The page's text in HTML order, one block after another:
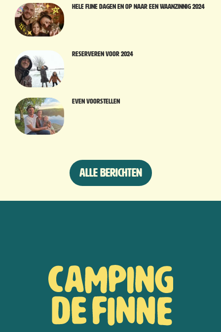
Hele fijne dagen en op naar een waanzinnig 2024
Reserveren voor 2024
Even voorstellen
Alle berichten